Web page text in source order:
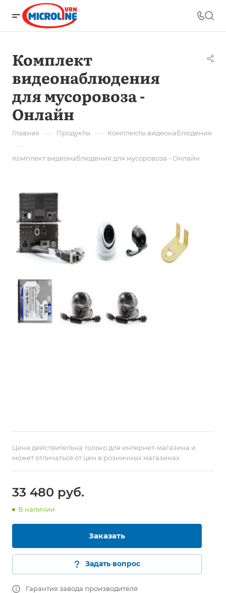
Комплект
видеонаблюдения
для мусоровоза -
Онлайн
Главная — Продукты — Комплекты видеонаблюдения
—
Комплект видеонаблюдения для мусоровоза - Онлайн
Цена действительна только для интернет-магазина и
может отличаться от цен в розничных магазинах
33 480 руб.
В наличии
Заказать
Задать вопрос
Гарантия завода производителя